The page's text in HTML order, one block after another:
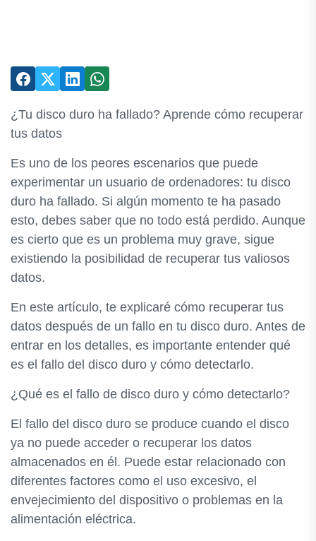
¿Tu disco duro ha fallado? Aprende cómo recuperar
tus datos
Es uno de los peores escenarios que puede
experimentar un usuario de ordenadores: tu disco
duro ha fallado. Si algún momento te ha pasado
esto, debes saber que no todo está perdido. Aunque
es cierto que es un problema muy grave, sigue
existiendo la posibilidad de recuperar tus valiosos
datos.
En este artículo, te explicaré cómo recuperar tus
datos después de un fallo en tu disco duro. Antes de
entrar en los detalles, es importante entender qué
es el fallo del disco duro y cómo detectarlo.
¿Qué es el fallo de disco duro y cómo detectarlo?
El fallo del disco duro se produce cuando el disco
ya no puede acceder o recuperar los datos
almacenados en él. Puede estar relacionado con
diferentes factores como el uso excesivo, el
envejecimiento del dispositivo o problemas en la
alimentación eléctrica.